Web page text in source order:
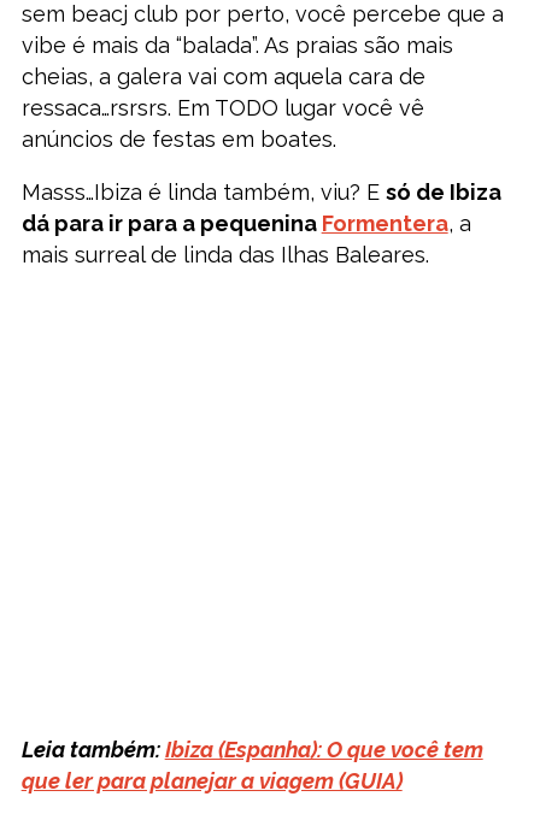
sem beacj club por perto, você percebe que a
vibe é mais da “balada”. As praias são mais
cheias, a galera vai com aquela cara de
ressaca…rsrsrs. Em TODO lugar você vê
anúncios de festas em boates.
Masss…Ibiza é linda também, viu? E só de Ibiza
dá para ir para a pequenina Formentera, a
mais surreal de linda das Ilhas Baleares.
Leia também:Ibiza (Espanha): O que você tem
que ler para planejar a viagem (GUIA)